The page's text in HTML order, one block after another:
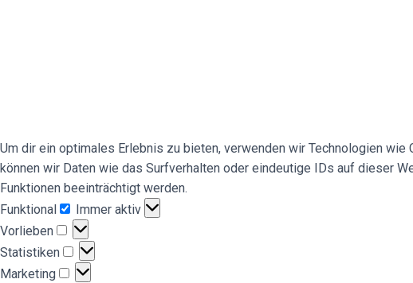
Um dir ein optimales Erlebnis zu bieten, verwenden wir Technologien
können wir Daten wie das Surfverhalten oder eindeutige IDs auf dieser
Funktionen beeinträchtigt werden.
Funktional
Funktional
Immer aktiv
Vorlieben
Vorlieben
Statistiken
Statistiken
Marketing
Marketing